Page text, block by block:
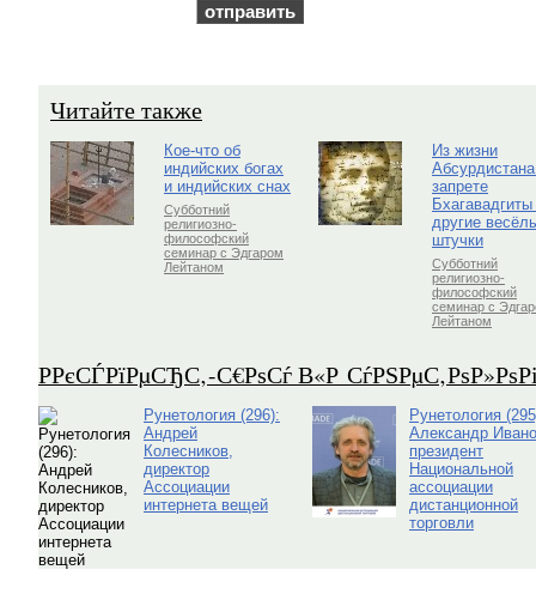
Читайте также
Кое-что об
индийских богах
и индийских снах
Субботний
религиозно-
философский
семинар с Эдгаром
Лейтаном
Из жизни
запрете
Бхагавадгиты
другие
штучки
Субботний
религиозно-
философский
семинар с
Лейтаном
Р­РєСЃРїРµСЂС‚-С€РѕСѓ В«Р
Рунетология (296):
Андрей
Колесников,
директор
Ассоциации
интернета вещей
Рунетология
Александр
президент
Национальной
ассоциации
дистанционной
торговли